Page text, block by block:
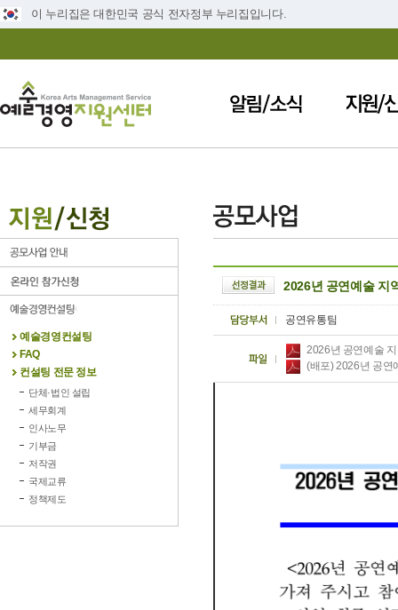
이 누리집은 대한민국 공식 전자정부 누리집입니다.
예술경영컨설팅
FAQ
컨설팅 전문 정보
단체·법인 설립
세무회계
인사노무
기부금
저작권
국제교류
정책제도
2026년 공연예술 지
공연유통팀
2026년 공연예술
(배포) 2026년 공연